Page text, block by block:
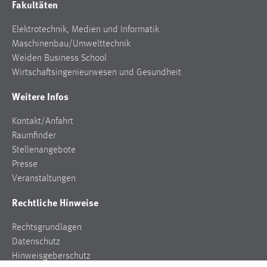
Fakultäten
Elektrotechnik, Medien und Informatik
Maschinenbau/Umwelttechnik
Weiden Business School
Wirtschaftsingenieurwesen und Gesundheit
Weitere Infos
Kontakt/Anfahrt
Raumfinder
Stellenangebote
Presse
Veranstaltungen
Rechtliche Hinweise
Rechtsgrundlagen
Datenschutz
Hinweisgeberschutz
Zweck:
einloggen zu können.
Cookie Laufzeit:
24 Stunden
STATISTIK
Statistik Cookies erfassen Informationen anonym.
Diese Informationen helfen uns zu verstehen, wie
unsere Besucher unsere Website nutzen.
_pk_ref, _pk_cvar, _pk_id, _pk_ses
Zweck: